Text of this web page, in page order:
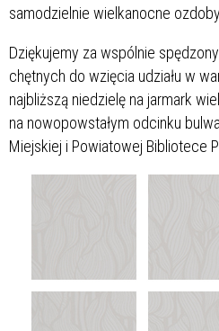
samodzielnie wielkanocne ozdoby.
Dziękujemy za wspólnie
chętnych do wzięcia udziału w
najbliższą niedzielę na jarmark
na nowopowstałym odcinku
Miejskiej i Powiatowej Bibliotece